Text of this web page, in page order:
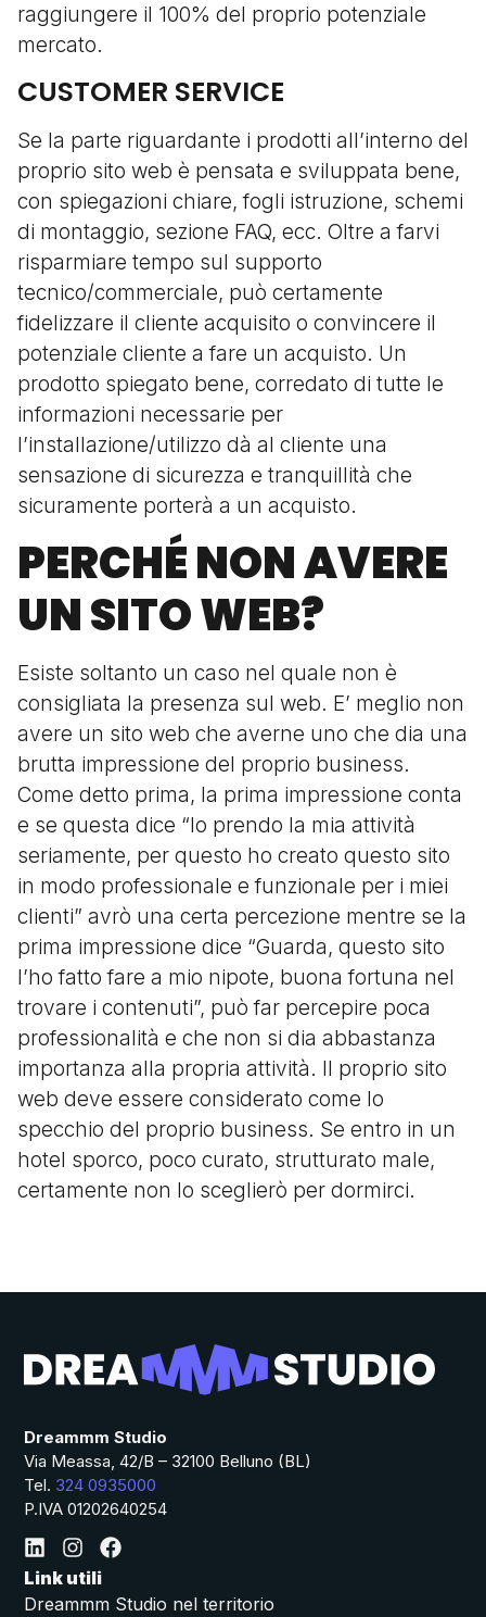
raggiungere il 100% del proprio potenziale
mercato.
CUSTOMER SERVICE
Se la parte riguardante i prodotti all’interno del
proprio sito web è pensata e sviluppata bene,
con spiegazioni chiare, fogli istruzione, schemi
di montaggio, sezione FAQ, ecc. Oltre a farvi
risparmiare tempo sul supporto
tecnico/commerciale, può certamente
fidelizzare il cliente acquisito o convincere il
potenziale cliente a fare un acquisto. Un
prodotto spiegato bene, corredato di tutte le
informazioni necessarie per
l’installazione/utilizzo dà al cliente una
sensazione di sicurezza e tranquillità che
sicuramente porterà a un acquisto.
PERCHÉ NON AVERE
UN SITO WEB?
Esiste soltanto un caso nel quale non è
consigliata la presenza sul web. E’ meglio non
avere un sito web che averne uno che dia una
brutta impressione del proprio business.
Come detto prima, la prima impressione conta
e se questa dice “Io prendo la mia attività
seriamente, per questo ho creato questo sito
in modo professionale e funzionale per i miei
clienti” avrò una certa percezione mentre se la
prima impressione dice “Guarda, questo sito
l’ho fatto fare a mio nipote, buona fortuna nel
trovare i contenuti”, può far percepire poca
professionalità e che non si dia abbastanza
importanza alla propria attività. Il proprio sito
web deve essere considerato come lo
specchio del proprio business. Se entro in un
hotel sporco, poco curato, strutturato male,
certamente non lo sceglierò per dormirci.
Dreammm Studio
Via Meassa, 42/B – 32100 Belluno (BL)
Tel. 324 0935000
P.IVA 01202640254
Link utili
Dreammm Studio nel territorio